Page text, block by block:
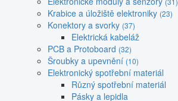
Krabice a úložiště elektroniky (23)
Konektory a svorky (37)
Elektrická kabeláž
PCB a Protoboard (32)
Šroubky a upevnění (10)
Elektronický spotřební materiál
Různý spotřební materiál
Pásky a lepidla